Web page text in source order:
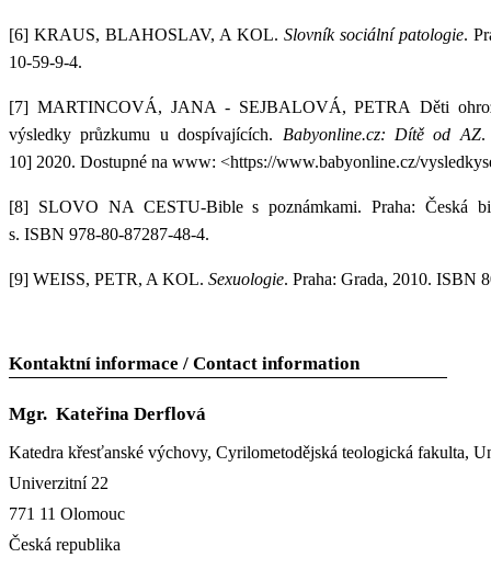
[6]KRAUS, BLAHOSLAV, A KOL.Slovník sociální patologie.
10-59-9-4.
[7] MARTINCOVÁ, JANA - SEJBALOVÁ, PETRADěti
výsledky průzkumu u dospívajících. Babyonline.cz: Dítě od AZ.
10] 2020. Dostupné na www: <https://www.babyonline.cz/
[8] SLOVO NA CESTU-Bible s poznámkami. Praha: Česká
s. ISBN 978-80-87287-48-4.
[9] WEISS, PETR, A KOL. Sexuologie. Praha: Grada, 2010. ISBN
Kontaktní informace / Contact information
Mgr. Kateřina Derflová
Katedra křesťanské výchovy, Cyrilometodějská teologická fakulta,
Univerzitní 22
771 11 Olomouc
Česká republika